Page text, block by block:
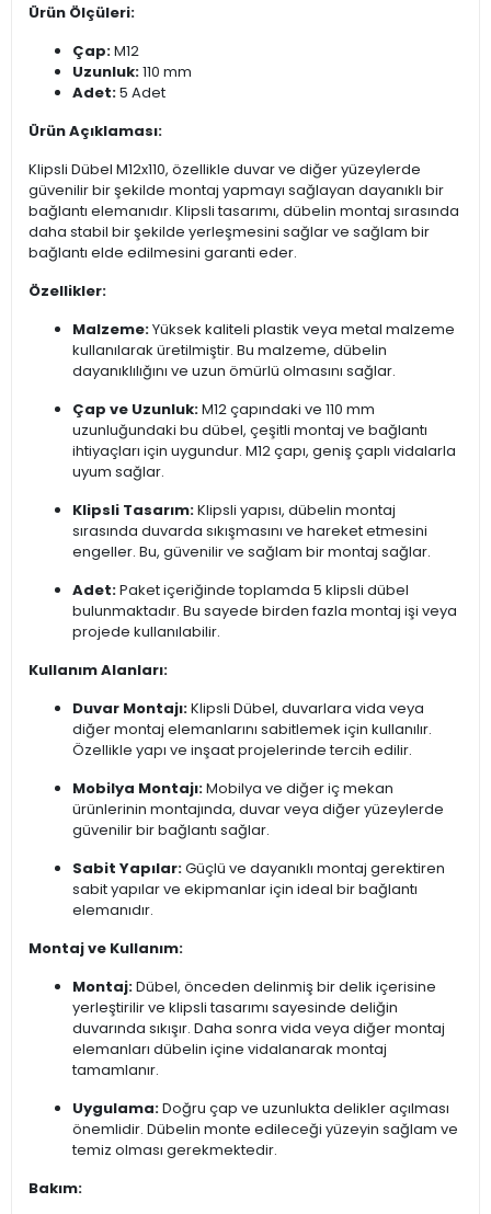
Ürün Ölçüleri:
Çap:M12
Uzunluk:110 mm
Adet:5 Adet
Ürün Açıklaması:
Klipsli Dübel M12x110, özellikle duvar ve diğer yüzeylerde
güvenilir bir şekilde montaj yapmayı sağlayan dayanıklı bir
bağlantı elemanıdır. Klipsli tasarımı, dübelin montaj sırasında
daha stabil bir şekilde yerleşmesini sağlar ve sağlam bir
bağlantı elde edilmesini garanti eder.
Özellikler:
Malzeme:Yüksek kaliteli plastik veya metal malzeme
kullanılarak üretilmiştir. Bu malzeme, dübelin
dayanıklılığını ve uzun ömürlü olmasını sağlar.
Çap ve Uzunluk:M12 çapındaki ve 110 mm
uzunluğundaki bu dübel, çeşitli montaj ve bağlantı
ihtiyaçları için uygundur. M12 çapı, geniş çaplı vidalarla
uyum sağlar.
Klipsli Tasarım:Klipsli yapısı, dübelin montaj
sırasında duvarda sıkışmasını ve hareket etmesini
engeller. Bu, güvenilir ve sağlam bir montaj sağlar.
Adet:Paket içeriğinde toplamda 5 klipsli dübel
bulunmaktadır. Bu sayede birden fazla montaj işi veya
projede kullanılabilir.
Kullanım Alanları:
Duvar Montajı:Klipsli Dübel, duvarlara vida veya
diğer montaj elemanlarını sabitlemek için kullanılır.
Özellikle yapı ve inşaat projelerinde tercih edilir.
Mobilya Montajı:Mobilya ve diğer iç mekan
ürünlerinin montajında, duvar veya diğer yüzeylerde
güvenilir bir bağlantı sağlar.
Sabit Yapılar:Güçlü ve dayanıklı montaj gerektiren
sabit yapılar ve ekipmanlar için ideal bir bağlantı
elemanıdır.
Montaj ve Kullanım:
Montaj:Dübel, önceden delinmiş bir delik içerisine
yerleştirilir ve klipsli tasarımı sayesinde deliğin
duvarında sıkışır. Daha sonra vida veya diğer montaj
elemanları dübelin içine vidalanarak montaj
tamamlanır.
Uygulama:Doğru çap ve uzunlukta delikler açılması
önemlidir. Dübelin monte edileceği yüzeyin sağlam ve
temiz olması gerekmektedir.
Bakım: